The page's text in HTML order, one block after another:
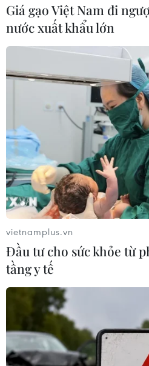
Chuyển Bộ Công an thông tin
nhân bán vàng không rõ
08/08/2026 14:37
Olympic Trí
tạo quốc tế 2026: 7/8 học
Nam đoạt huy chương
08/08/2026 14:24
Áp thấp nhiệt đới đã suy
một vùng áp thấp
08/08/2026 14:19
Thứ trưởng Phan Thị
động viên lực lượng tìm
liệt sĩ tại Công viên Lê Thị
08/08/2026 14:12
Giá gạo Việt Nam đi
nước xuất khẩu lớn
vietnamplus.vn
Đầu tư cho sức khỏe từ
tầng y tế